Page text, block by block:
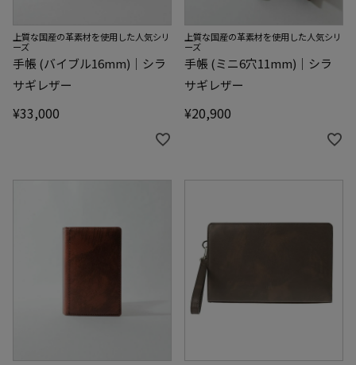
上質な国産の革素材を使用した人気シリ
ーズ
手帳 (バイブル16mm)｜シラ
サギレザー
¥33,000
上質な国産の革素材を使用した人気シリ
ーズ
手帳 (ミニ6穴11mm)｜シラ
サギレザー
¥20,900